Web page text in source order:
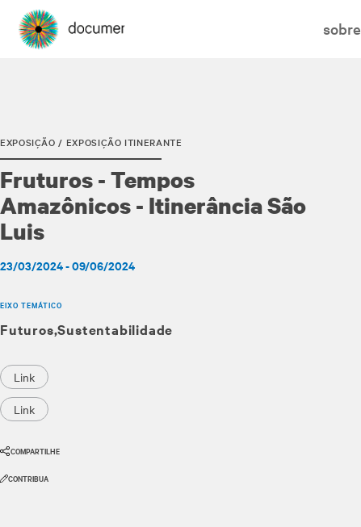
sobre
EXPOSIÇÃO / EXPOSIÇÃO ITINERANTE
Fruturos - Tempos
Amazônicos - Itinerância São
Luis
23/03/2024 - 09/06/2024
EIXO TEMÁTICO
Futuros Sustentabilidade
Link
Link
COMPARTILHE
CONTRIBUA